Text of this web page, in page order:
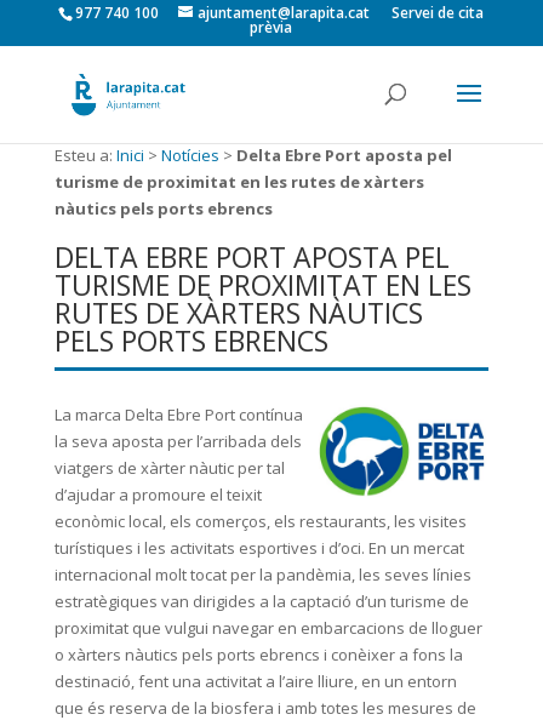
977 740 100 ajuntament@larapita.cat Servei de cita
prèvia
Esteu a: Inici > Notícies > Delta Ebre Port aposta pel
turisme de proximitat en les rutes de xàrters
nàutics pels ports ebrencs
DELTA EBRE PORT APOSTA PEL
TURISME DE PROXIMITAT EN LES
RUTES DE XÀRTERS NÀUTICS
PELS PORTS EBRENCS
La marca Delta Ebre Port contínua
la seva aposta per l’arribada dels
viatgers de xàrter nàutic per tal
d’ajudar a promoure el teixit
econòmic local, els comerços, els restaurants, les visites
turístiques i les activitats esportives i d’oci. En un mercat
internacional molt tocat per la pandèmia, les seves línies
estratègiques van dirigides a la captació d’un turisme de
proximitat que vulgui navegar en embarcacions de lloguer
o xàrters nàutics pels ports ebrencs i conèixer a fons la
destinació, fent una activitat a l’aire lliure, en un entorn
que és reserva de la biosfera i amb totes les mesures de